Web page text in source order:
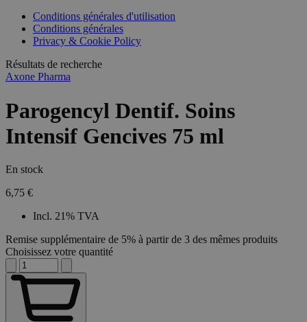
Conditions générales d'utilisation
Conditions générales
Privacy & Cookie Policy
Résultats de recherche
Axone Pharma
Parogencyl Dentif. Soins
Intensif Gencives 75 ml
En stock
6,75 €
Incl. 21% TVA
Remise supplémentaire de 5% à partir de 3 des mêmes produits
Choisissez votre quantité